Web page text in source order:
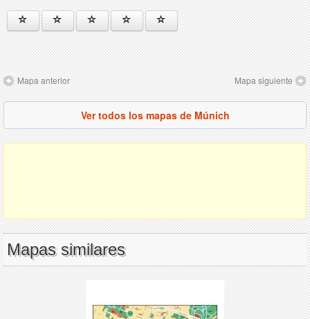
Mapa anterior Mapa siguiente
Ver todos los mapas de Múnich
Mapas similares